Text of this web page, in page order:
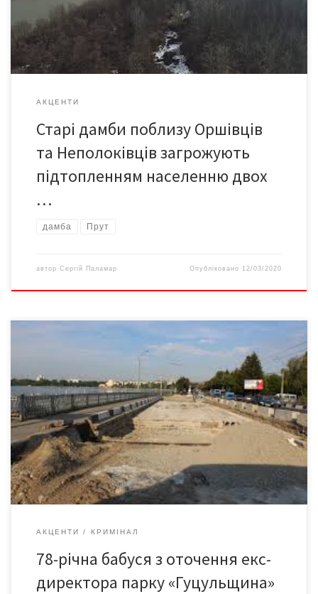
може й сотні мільонів гривень, тож проблему не вирішити
лише силами місцевої громади, району чи […]
АКЦЕНТИ
Старі дамби поблизу Оршівців
та Неполоківців загрожують
підтопленням населенню двох
…
дамба Прут
автор Сергій Паламар Опубліковано 12/03/2020
Басейнове управління водних ресурсів річок Прут та Сірет 12
листопада підписало два договори з ТОВ «ПМК-77» на
капітальний ремонт двох дамб на р.Черемош за 16 млн грн,
повідомляє сайт електронних закупівель
«Prozorro».Фірма відремонтує дамбу на хуторі Рівняна на
Вижниччині за 8,9 млн грн. Ще 7 млн грн вона отримає за
ремонт дамби […]
АКЦЕНТИ КРИМІНАЛ
78-річна бабуся з оточення екс-
директора парку «Гуцульщина»